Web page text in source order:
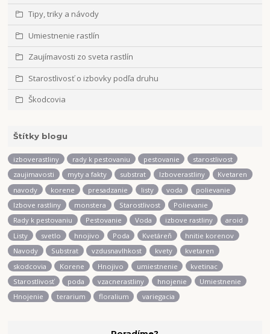
Tipy, triky a návody
Umiestnenie rastlín
Zaujímavosti zo sveta rastlín
Starostlivosť o izbovky podľa druhu
Škodcovia
Štítky blogu
izboverastliny rady k pestovaniu pestovanie
starostlivost
zaujimavosti
myty a fakty substrat Izboverastliny
Kvetaren
navody
korene presadzanie listy voda
polievanie
Izbove rastliny
monstera Starostlivost
Polievanie
Rady k pestovaniu
Pestovanie Voda izbove rastliny
aroid
Listy
svetlo hnojivo Poda Kvetáreň
hnitie korenov
Navody
Substrat vzdusnavlhkost kvety
kvetaren
skodcovia
Korene Hnojivo umiestnenie
kvetinac
Starostlivosť
poda vzacnerastliny hnojenie
Umiestnenie
Hnojenie
terarium floralium variegacia